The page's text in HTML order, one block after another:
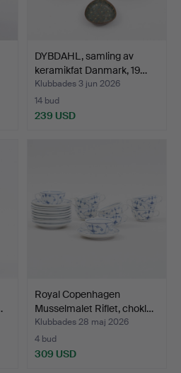
DYBDAHL, samling av
keramikfat Danmark, 19…
Klubbades 3 jun 2026
14 bud
239 USD
Royal Copenhagen
Musselmalet Riflet, chokl…
Klubbades 28 maj 2026
4 bud
309 USD